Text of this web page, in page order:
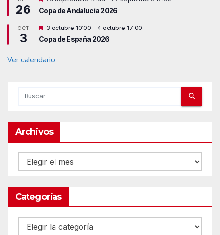
a
c
a
d
26
s
a
c
a
o
Copa de Andalucía 2026
OCT
3
D
s
a
3 octubre 10:00 - 4 octubre 17:00
Copa de España 2026
Ver calendario
Archivos
Archivos
Categorías
Categorías